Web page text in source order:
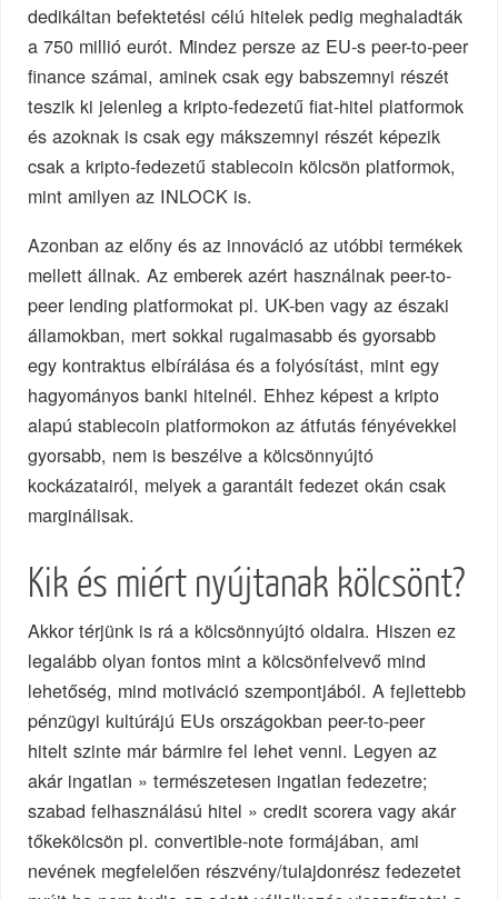
dedikáltan befektetési célú hitelek pedig meghaladták
a 750 millió eurót. Mindez persze az EU-s peer-to-peer
finance számai, aminek csak egy babszemnyi részét
teszik ki jelenleg a kripto-fedezetű fiat-hitel platformok
és azoknak is csak egy mákszemnyi részét képezik
csak a kripto-fedezetű stablecoin kölcsön platformok,
mint amilyen az INLOCK is.
Azonban az előny és az innováció az utóbbi termékek
mellett állnak. Az emberek azért használnak peer-to-
peer lending platformokat pl. UK-ben vagy az északi
államokban, mert sokkal rugalmasabb és gyorsabb
egy kontraktus elbírálása és a folyósítást, mint egy
hagyományos banki hitelnél. Ehhez képest a kripto
alapú stablecoin platformokon az átfutás fényévekkel
gyorsabb, nem is beszélve a kölcsönnyújtó
kockázatairól, melyek a garantált fedezet okán csak
marginálisak.
Kik és miért nyújtanak kölcsönt?
Akkor térjünk is rá a kölcsönnyújtó oldalra. Hiszen ez
legalább olyan fontos mint a kölcsönfelvevő mind
lehetőség, mind motiváció szempontjából. A fejlettebb
pénzügyi kultúrájú EUs országokban peer-to-peer
hitelt szinte már bármire fel lehet venni. Legyen az
akár ingatlan » természetesen ingatlan fedezetre;
szabad felhasználású hitel » credit scorera vagy akár
tőkekölcsön pl. convertible-note formájában, ami
nevének megfelelően részvény/tulajdonrész fedezetet